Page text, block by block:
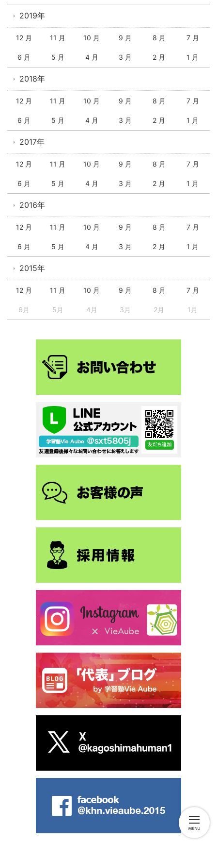
2019年
12 月 11 月 10 月 9 月 8 月 7 月
6 月 5 月 4 月 3 月 2 月 1 月
2018年
12 月 11 月 10 月 9 月 8 月 7 月
6 月 5 月 4 月 3 月 2 月 1 月
2017年
12 月 11 月 10 月 9 月 8 月 7 月
6 月 5 月 4 月 3 月 2 月 1 月
2016年
12 月 11 月 10 月 9 月 8 月 7 月
6 月 5 月 4 月 3 月 2 月 1 月
2015年
12 月 11 月 10 月 9 月 8 月 7 月
6月 5月 4月 3月 2月 1月